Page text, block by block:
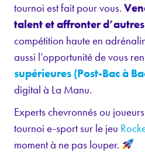
tournoi est fait pour vous.
talent et affronter
compétition haute en
aussi l’opportunité de vous
supérieures (Post-Bac à
digital à La Manu.
Experts chevronnés ou
tournoi e-sport sur le jeu
moment à ne pas louper.